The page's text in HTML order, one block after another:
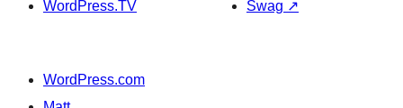
WordPress.TV
Swag ↗
WordPress.com